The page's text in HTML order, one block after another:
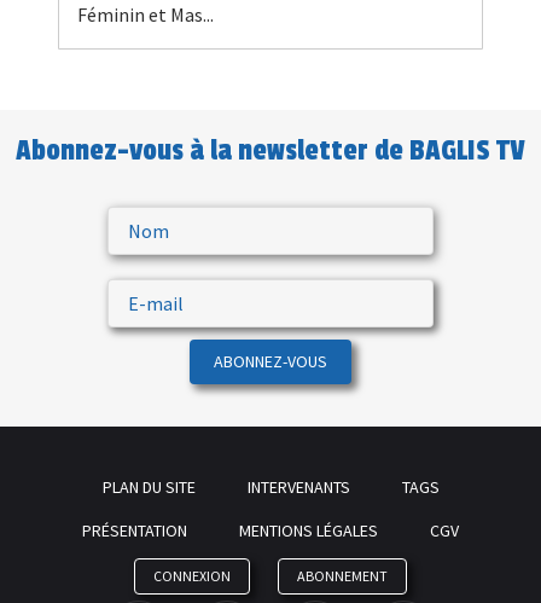
Féminin et Mas...
Abonnez-vous à la newsletter de BAGLIS TV
ABONNEZ-VOUS
PLAN DU SITE INTERVENANTS
TAGS
PRÉSENTATION
MENTIONS LÉGALES CGV
CONNEXION ABONNEMENT